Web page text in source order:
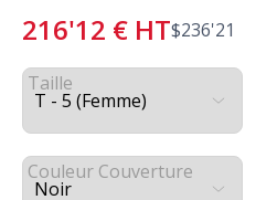
216'12 € HT$236'21
Taille
Couleur Couverture